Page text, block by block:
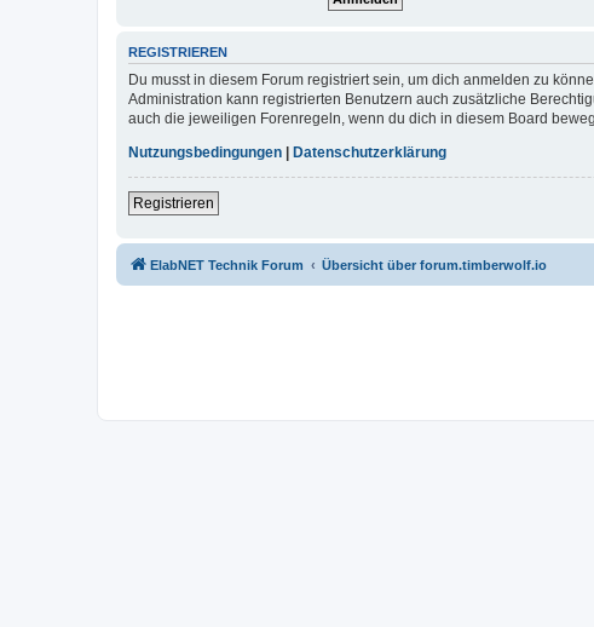
REGISTRIEREN
Du musst in diesem Forum registriert sein, um dich anmelden zu
Administration kann registrierten Benutzern auch zusätzliche
auch die jeweiligen Forenregeln, wenn du dich in diesem Board
Nutzungsbedingungen
Datenschutzerklärung
Registrieren
ElabNET Technik Forum Übersicht über forum.timberwolf.io